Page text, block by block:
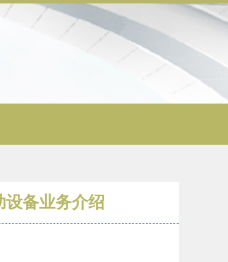
备业务介绍